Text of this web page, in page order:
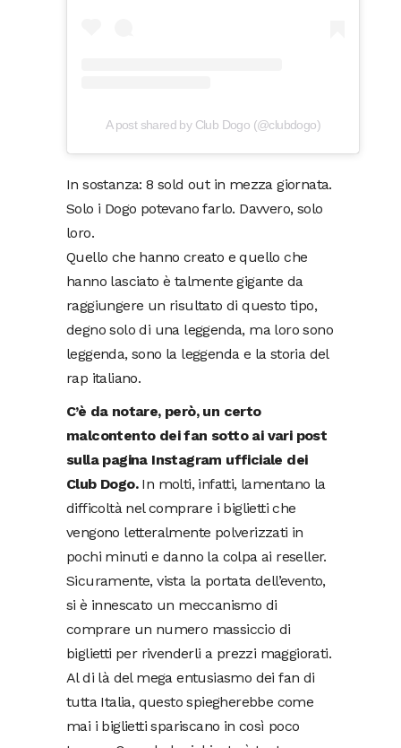
A post shared by Club Dogo (@clubdogo)
In sostanza: 8 sold out in mezza giornata.
Solo i Dogo potevano farlo. Davvero, solo
loro.
Quello che hanno creato e quello che
hanno lasciato è talmente gigante da
raggiungere un risultato di questo tipo,
degno solo di una leggenda, ma loro sono
leggenda, sono la leggenda e la storia del
rap italiano.
C’è da notare, però, un certo
malcontento dei fan sotto ai vari post
sulla pagina Instagram ufficiale dei
Club Dogo. In molti, infatti, lamentano la
difficoltà nel comprare i biglietti che
vengono letteralmente polverizzati in
pochi minuti e danno la colpa ai reseller.
Sicuramente, vista la portata dell’evento,
si è innescato un meccanismo di
comprare un numero massiccio di
biglietti per rivenderli a prezzi maggiorati.
Al di là del mega entusiasmo dei fan di
tutta Italia, questo spiegherebbe come
mai i biglietti spariscano in così poco